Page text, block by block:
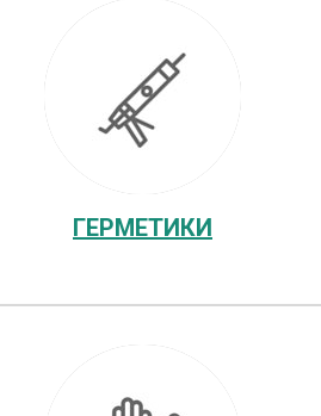
ГЕРМЕТИКИ